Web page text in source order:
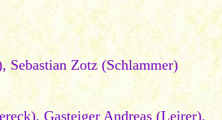
Sebastian Zotz (Schlammer)
Gasteiger Andreas (Leirer),